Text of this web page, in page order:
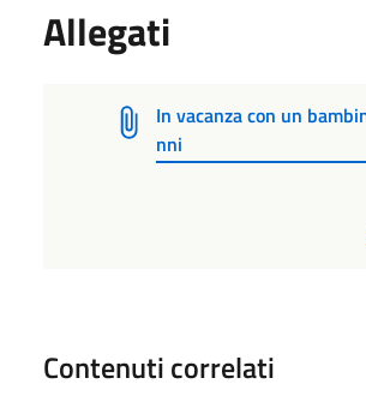
Allegati
In vacanza con un
nni
Contenuti correlati